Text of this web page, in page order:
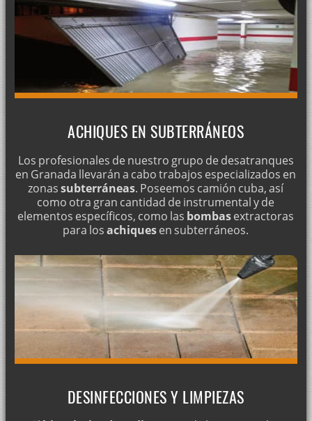
ACHIQUES EN SUBTERRÁNEOS
Los profesionales de nuestro grupo de desatranques
en Granada llevarán a cabo trabajos especializados en
zonassubterráneas. Poseemos camión cuba, así
como otra gran cantidad de instrumental y de
elementos específicos, como las bombasextractoras
para losachiquesen subterráneos.
DESINFECCIONES Y LIMPIEZAS